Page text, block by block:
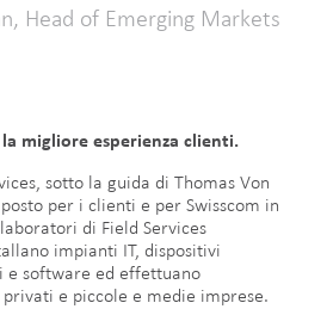
Head of Emerging Markets
migliore esperienza clienti.​
sotto la guida di Thomas Von
per i clienti e per Swisscom in
di Field Services
impianti IT, dispositivi
software ed effettuano
e piccole e medie imprese.